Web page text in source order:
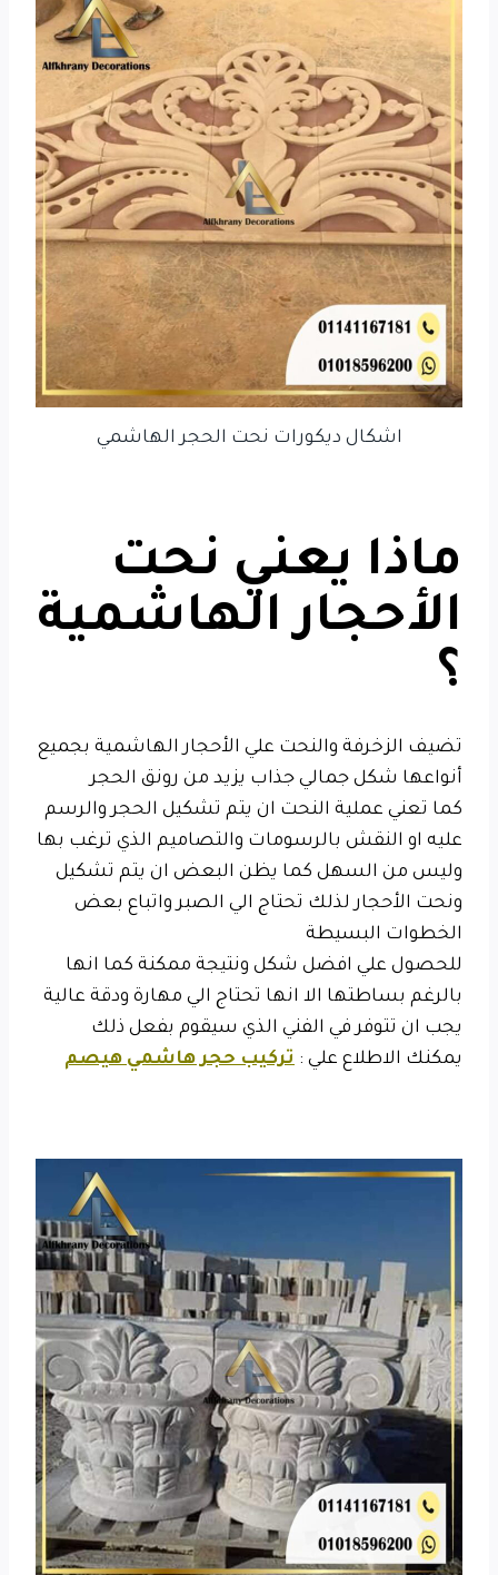
اشكال ديكورات نحت الحجر الهاشمي
ماذا يعني نحت
الأحجار الهاشمية
؟
تضيف الزخرفة والنحت علي الأحجار الهاشمية بجميع
أنواعها شكل جمالي جذاب يزيد من رونق الحجر
كما تعني عملية النحت ان يتم تشكيل الحجر والرسم
عليه او النقش بالرسومات والتصاميم الذي ترغب بها
وليس من السهل كما يظن البعض ان يتم تشكيل
ونحت الأحجار لذلك تحتاج الي الصبر واتباع بعض
الخطوات البسيطة
للحصول علي افضل شكل ونتيجة ممكنة كما انها
بالرغم بساطتها الا انها تحتاج الي مهارة ودقة عالية
يجب ان تتوفر في الفني الذي سيقوم بفعل ذلك
يمكنك الاطلاع علي : تركيب حجر هاشمي هيصم